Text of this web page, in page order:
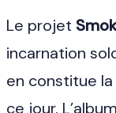
Le projet
incarnation
en constitue
ce jour.